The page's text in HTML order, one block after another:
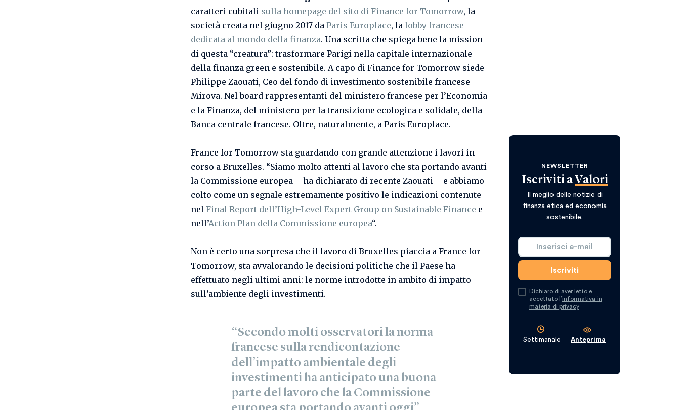
caratteri cubitali sulla homepage del sito di Finance for Tomorrow, la
società creata nel giugno 2017 da Paris Europlace, la lobby francese
dedicata al mondo della finanza. Una scritta che spiega bene la mission
di questa “creatura”: trasformare Parigi nella capitale internazionale
della finanza green e sostenibile. A capo di Finance for Tomorrow siede
Philippe Zaouati, Ceo del fondo di investimento sostenibile francese
Mirova. Nel board rappresentanti del ministero francese per l’Economia
e la Finanza, del ministero per la transizione ecologica e solidale, della
Banca centrale francese. Oltre, naturalmente, a Paris Europlace.
NEWSLETTER
Iscriviti a Valori
Il meglio delle notizie di
finanza etica ed economia
sostenibile.
Dichiaro di aver letto e
accettato l’informativa in
materia di privacy
Settimanale Anteprima
France for Tomorrow sta guardando con grande attenzione i lavori in
corso a Bruxelles. “Siamo molto attenti al lavoro che sta portando avanti
la Commissione europea – ha dichiarato di recente Zaouati – e abbiamo
colto come un segnale estremamente positivo le indicazioni contenute
nel Final Report dell’High-Level Expert Group on Sustainable Finance e
nell’Action Plan della Commissione europea“.
Non è certo una sorpresa che il lavoro di Bruxelles piaccia a France for
Tomorrow, sta avvalorando le decisioni politiche che il Paese ha
effettuato negli ultimi anni: le norme introdotte in ambito di impatto
sull’ambiente degli investimenti.
“Secondo molti osservatori la norma
francese sulla rendicontazione
dell’impatto ambientale degli
investimenti ha anticipato una buona
parte del lavoro che la Commissione